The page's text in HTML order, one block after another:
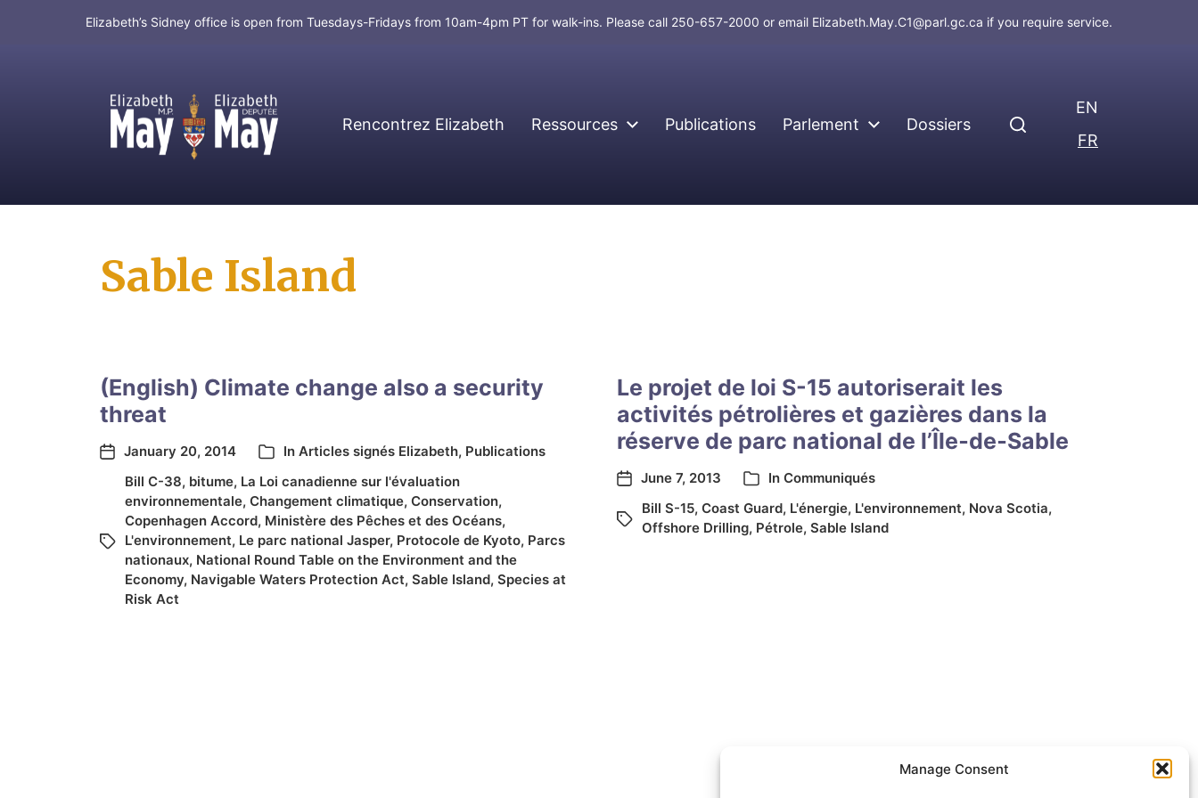
Manage Consent
Elizabeth’s Sidney office is open from Tuesdays-Fridays from 10am-4pm PT for walk-ins. Please call 250-657-2000 or email Elizabeth.May.C1@parl.gc.ca if you require service.
MP for Saanich and Gulf Islands Rencontrez Elizabeth Ressources Publications Parlement Dossiers
EN
FR
Sable Island
(English) Climate change also a security
threat
January 20, 2014 In Articles signés Elizabeth, Publications
Bill C-38, bitume, La Loi canadienne sur l'évaluation
environnementale, Changement climatique, Conservation,
Copenhagen Accord, Ministère des Pêches et des Océans,
L'environnement, Le parc national Jasper, Protocole de Kyoto, Parcs
nationaux, National Round Table on the Environment and the
Economy, Navigable Waters Protection Act, Sable Island, Species at
Risk Act
Le projet de loi S-15 autoriserait les
activités pétrolières et gazières dans la
réserve de parc national de l’Île‑de‑Sable
June 7, 2013 In Communiqués
Bill S-15, Coast Guard, L'énergie, L'environnement, Nova Scotia,
Offshore Drilling, Pétrole, Sable Island